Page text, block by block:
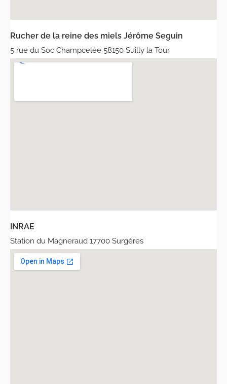
Rucher de la reine des miels Jérôme Seguin
5 rue du Soc Champcelée 58150 Suilly la Tour
INRAE
Station du Magneraud 17700 Surgères